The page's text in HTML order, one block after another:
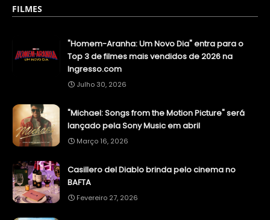
FILMES
"Homem-Aranha: Um Novo Dia" entra para o
Top 3 de filmes mais vendidos de 2026 na
Ingresso.com
Julho 30, 2026
"Michael: Songs from the Motion Picture" será
lançado pela Sony Music em abril
Março 16, 2026
Casillero del Diablo brinda pelo cinema no
BAFTA
Fevereiro 27, 2026